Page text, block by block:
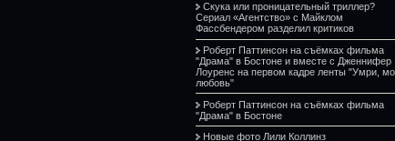
Скука или проницательный триллер?
Сериал «Агентство» с Майклом
Фассбендером разделил критиков
Роберт Паттинсон на съёмках фильма
"Драма" в Бостоне и вместе с Дженнифер
Лоуренс на первом кадре ленты "Умри,
любовь"
Роберт Паттинсон на съёмках фильма
"Драма" в Бостоне
Новые фото Лили Коллинз